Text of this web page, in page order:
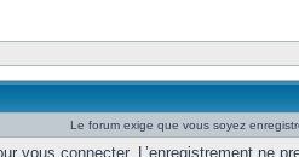
Le forum exige que vous soyez
vous connecter. L’enregistrement ne